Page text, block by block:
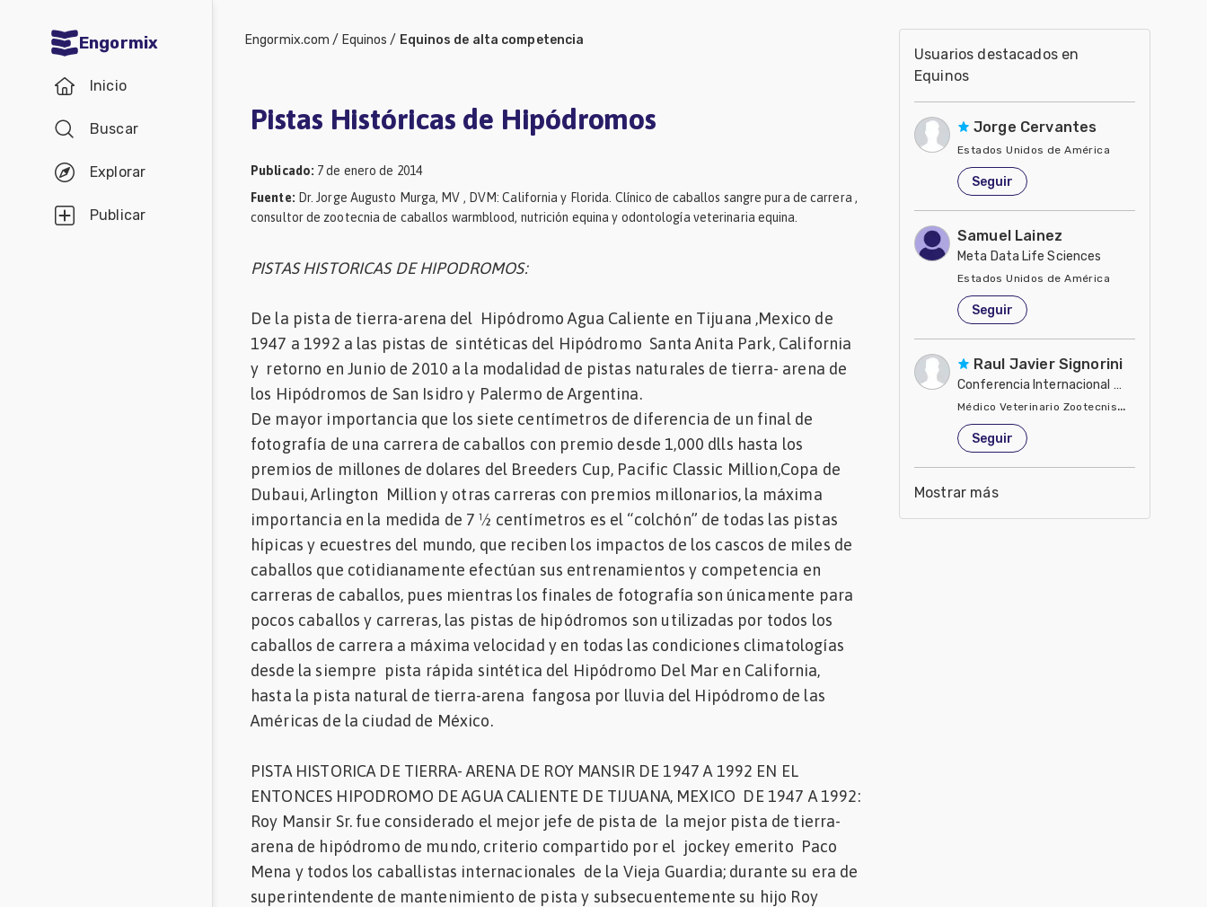
Engormix
Inicio
Buscar
Explorar
Publicar
Agricultura
Balanceados
Avicultura
Lechería
Micotoxinas
Porcicultura
Mascotas
Engormix.com / Equinos / Equinos de alta competencia
Pistas Históricas de Hipódromos
Publicado: 7 de enero de 2014
Fuente: Dr. Jorge Augusto Murga, MV , DVM: California y Florida. Clínico de caballos sangre pura de carrera ,
consultor de zootecnia de caballos warmblood, nutrición equina y odontología veterinaria equina.
PISTAS HISTORICAS DE HIPODROMOS:
De la pista de tierra-arena del Hipódromo Agua Caliente en Tijuana ,Mexico de
1947 a 1992 a las pistas de sintéticas del Hipódromo Santa Anita Park, California
y retorno en Junio de 2010 a la modalidad de pistas naturales de tierra- arena de
los Hipódromos de San Isidro y Palermo de Argentina.
De mayor importancia que los siete centímetros de diferencia de un final de
fotografía de una carrera de caballos con premio desde 1,000 dlls hasta los
premios de millones de dolares del Breeders Cup, Pacific Classic Million,Copa de
Dubaui, Arlington Million y otras carreras con premios millonarios, la máxima
importancia en la medida de 7 ½ centímetros es el “colchón” de todas las pistas
hípicas y ecuestres del mundo, que reciben los impactos de los cascos de miles de
caballos que cotidianamente efectúan sus entrenamientos y competencia en
carreras de caballos, pues mientras los finales de fotografía son únicamente para
pocos caballos y carreras, las pistas de hipódromos son utilizadas por todos los
caballos de carrera a máxima velocidad y en todas las condiciones climatologías
desde la siempre pista rápida sintética del Hipódromo Del Mar en California,
hasta la pista natural de tierra-arena fangosa por lluvia del Hipódromo de las
Américas de la ciudad de México.
PISTA HISTORICA DE TIERRA- ARENA DE ROY MANSIR DE 1947 A 1992 EN EL
ENTONCES HIPODROMO DE AGUA CALIENTE DE TIJUANA, MEXICO DE 1947 A 1992:
Roy Mansir Sr. fue considerado el mejor jefe de pista de la mejor pista de tierra-
arena de hipódromo de mundo, criterio compartido por el jockey emerito Paco
Mena y todos los caballistas internacionales de la Vieja Guardia; durante su era de
superintendente de mantenimiento de pista y subsecuentemente su hijo Roy
Usuarios destacados en
Equinos
Jorge Cervantes
Estados Unidos de América
Seguir
Samuel Lainez
Meta Data Life Sciences
Estados Unidos de América
Seguir
Raul Javier Signorini
Conferencia Internacional de Caballos de
Médico Veterinario Zootecnista
Estados Unidos de América
Seguir
Mostrar más